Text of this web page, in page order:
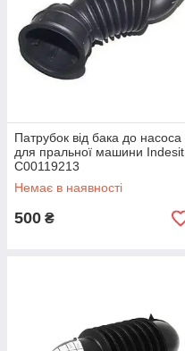
Патрубок від бака до насоса
для пральної машини Indesit
C00119213
Немає в наявності
500 ₴